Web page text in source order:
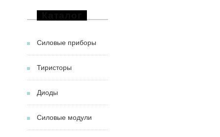
Силовые приборы
Тиристоры
Диоды
Силовые модули